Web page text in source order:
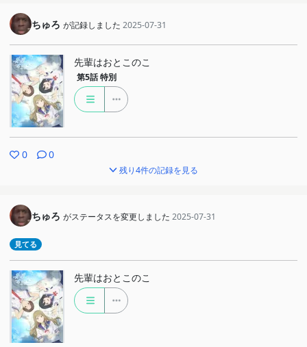
ちゅろ が記録しました 2025-07-31
先輩はおとこのこ
第5話 特別
0 0
残り4件の記録を見る
ちゅろ がステータスを変更しました 2025-07-31
見てる
先輩はおとこのこ